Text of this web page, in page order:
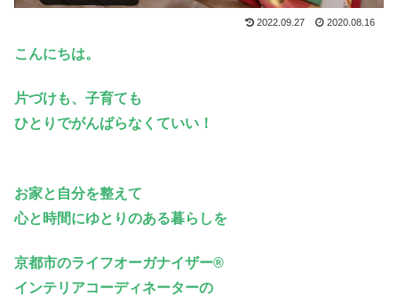
2022.09.27 2020.08.16
こんにちは。
片づけも、子育ても
ひとりでがんばらなくていい！
お家と自分を整えて
心と時間にゆとりのある暮らしを
京都市のライフオーガナイザー®
インテリアコーディネーターの